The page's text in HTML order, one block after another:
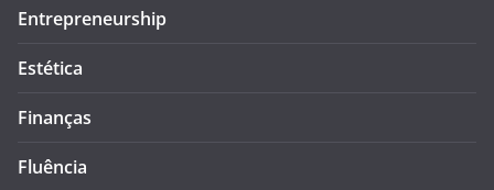
Entrepreneurship
Estética
Finanças
Fluência